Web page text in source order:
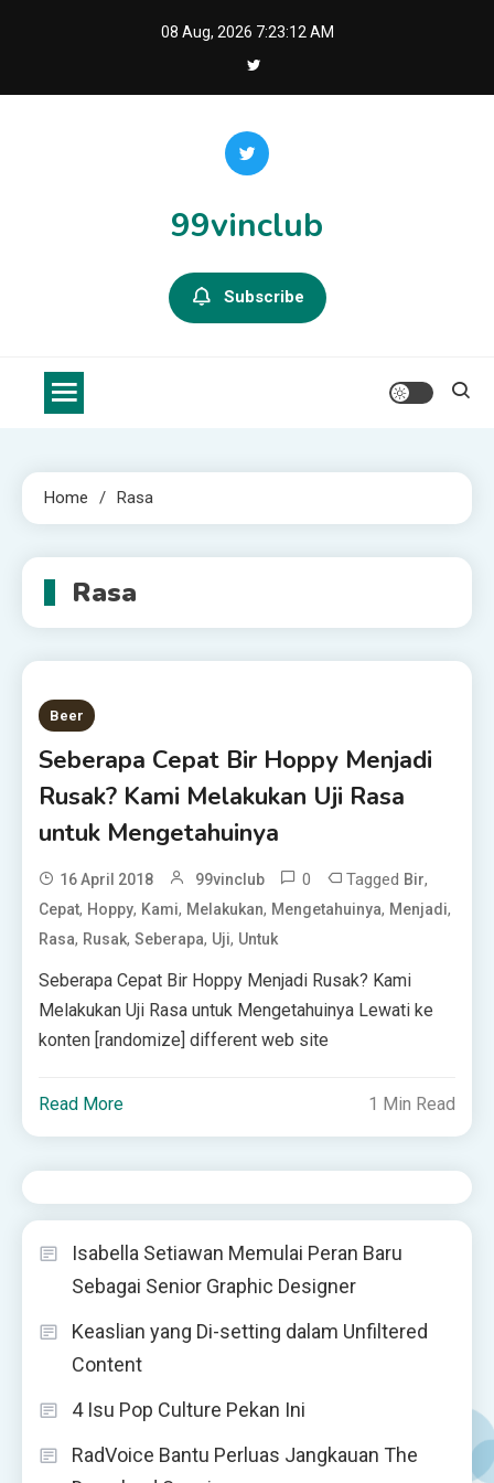
08 Aug, 2026 7:23:12 AM
99vinclub
Subscribe
Home Rasa
Rasa
Beer
Seberapa Cepat Bir Hoppy Menjadi
Rusak? Kami Melakukan Uji Rasa
untuk Mengetahuinya
16 April 2018 99vinclub 0 Tagged Bir,
Cepat, Hoppy, Kami, Melakukan, Mengetahuinya, Menjadi,
Rasa, Rusak,Seberapa, Uji, Untuk
Seberapa Cepat Bir Hoppy Menjadi Rusak? Kami
Melakukan Uji Rasa untuk Mengetahuinya Lewati ke
konten [randomize] different web site
Read More 1 Min Read
Isabella Setiawan Memulai Peran Baru
Sebagai Senior Graphic Designer
Keaslian yang Di-setting dalam Unfiltered
Content
4 Isu Pop Culture Pekan Ini
RadVoice Bantu Perluas Jangkauan The